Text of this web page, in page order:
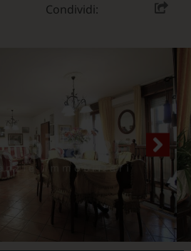
Condividi: